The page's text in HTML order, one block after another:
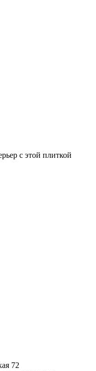
с этой плиткой
72